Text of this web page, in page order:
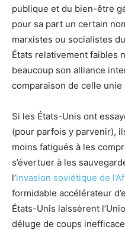
publique et du bien-être
pour sa part un certain
marxistes ou socialistes
États relativement faibles
beaucoup son alliance
comparaison de celle
Si les États-Unis ont
(pour parfois y parvenir),
moins fatigués à les
s’évertuer à les
l’invasion soviétique de
formidable accélérateur
États-Unis laissèrent
déluge de coups